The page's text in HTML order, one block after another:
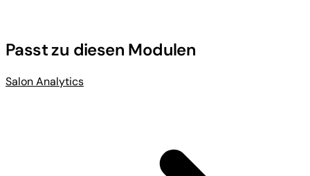
Passt zu diesen Modulen
Salon Analytics